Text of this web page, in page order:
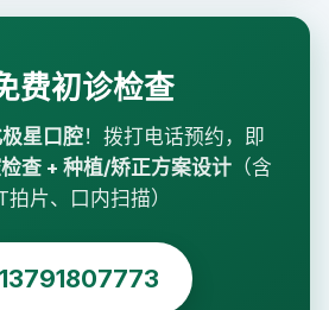
费初诊检查
星口腔！拨打电话预约，即
查 + 种植/矫正方案设计 （含
拍片、口内扫描）